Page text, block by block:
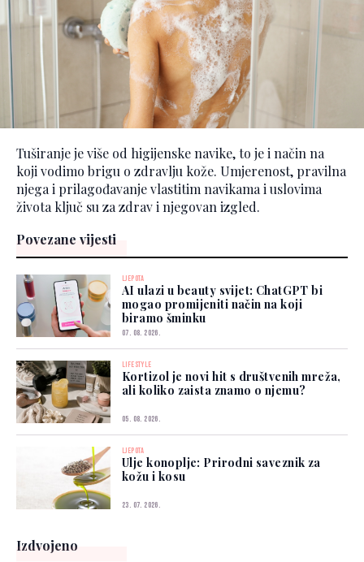
Tuširanje je više od higijenske navike, to je i način na
koji vodimo brigu o zdravlju kože. Umjerenost, pravilna
njega i prilagođavanje vlastitim navikama i uslovima
života ključ su za zdrav i njegovan izgled.
Povezane vijesti
LJEPOTA
AI ulazi u beauty svijet: ChatGPT bi
mogao promijeniti način na koji
biramo šminku
07. 08. 2026.
LIFESTYLE
Kortizol je novi hit s društvenih mreža,
ali koliko zaista znamo o njemu?
05. 08. 2026.
LJEPOTA
Ulje konoplje: Prirodni saveznik za
kožu i kosu
23. 07. 2026.
Izdvojeno